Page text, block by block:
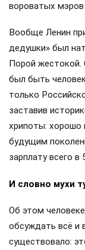
вороватых
Вообще Ленин
дедушки» был
Порой
был быть
только
заставив
хрипоты: хорошо
будущим
зарплату всего в
И словно мухи
Об этом
обсуждать всё и
существовало: